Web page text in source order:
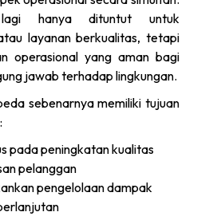
hanya dituntut untuk
layanan berkualitas, tetapi
operasional yang aman bagi
jawab terhadap lingkungan.
sebenarnya memiliki tujuan
pada peningkatan kualitas
pelanggan
pengelolaan dampak